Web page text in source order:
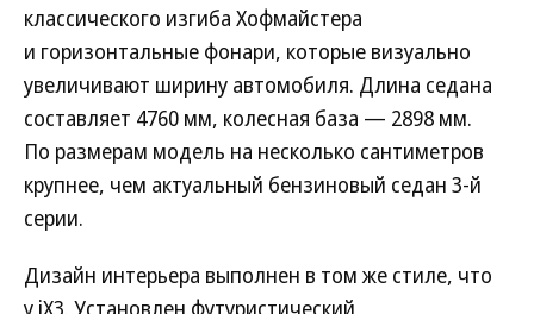
классического изгиба Хофмайстера
и горизонтальные фонари, которые визуально
увеличивают ширину автомобиля. Длина седана
составляет 4760 мм, колесная база — 2898 мм.
По размерам модель на несколько сантиметров
крупнее, чем актуальный бензиновый седан 3-й
серии.
Дизайн интерьера выполнен в том же стиле, что
у iX3. Установлен футуристический